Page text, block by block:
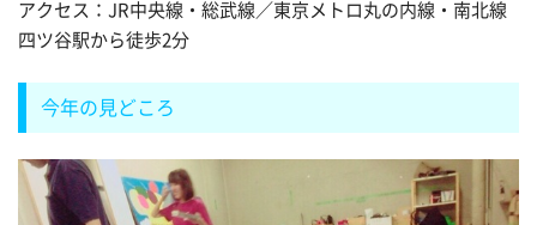
アクセス：JR中央線・総武線／東京メトロ丸の内線・南北線
四ツ谷駅から徒歩2分
今年の見どころ